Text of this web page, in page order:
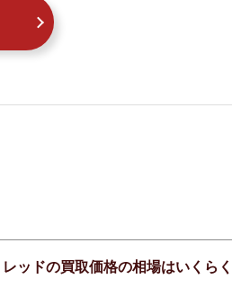
ッドの買取価格の相場はいくらく